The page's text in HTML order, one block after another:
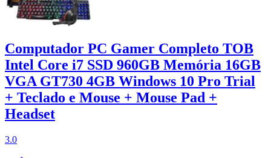
Computador PC Gamer Completo TOB
Intel Core i7 SSD 960GB Memória 16GB
VGA GT730 4GB Windows 10 Pro Trial
+ Teclado e Mouse + Mouse Pad +
Headset
3.0